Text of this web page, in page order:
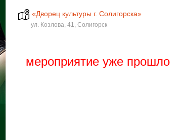
«Дворец культуры г. Солигорска»
ул. Козлова, 41, Солигорск
мероприятие уже прошло